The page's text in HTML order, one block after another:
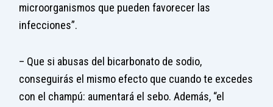
microorganismos que pueden favorecer las
infecciones”.
– Que si abusas del bicarbonato de sodio,
conseguirás el mismo efecto que cuando te excedes
con el champú: aumentará el sebo. Además, “el